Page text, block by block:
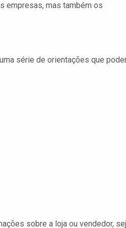
empresas, mas também os
série de orientações que
sobre a loja ou vendedor,